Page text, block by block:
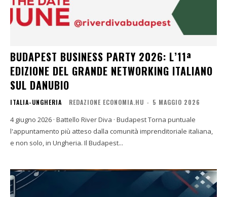
BUDAPEST BUSINESS PARTY 2026: L’11ª
EDIZIONE DEL GRANDE NETWORKING ITALIANO
SUL DANUBIO
ITALIA-UNGHERIA REDAZIONE ECONOMIA.HU - 5 MAGGIO 2026
4 giugno 2026 · Battello River Diva · Budapest Torna puntuale
l'appuntamento più atteso dalla comunità imprenditoriale italiana,
e non solo, in Ungheria. Il Budapest...